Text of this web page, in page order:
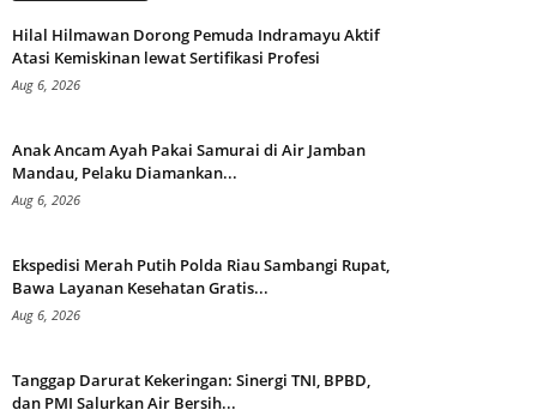
Hilal Hilmawan Dorong Pemuda Indramayu Aktif
Atasi Kemiskinan lewat Sertifikasi Profesi
Aug 6, 2026
Anak Ancam Ayah Pakai Samurai di Air Jamban
Mandau, Pelaku Diamankan...
Aug 6, 2026
Ekspedisi Merah Putih Polda Riau Sambangi Rupat,
Bawa Layanan Kesehatan Gratis...
Aug 6, 2026
Tanggap Darurat Kekeringan: Sinergi TNI, BPBD,
dan PMI Salurkan Air Bersih...